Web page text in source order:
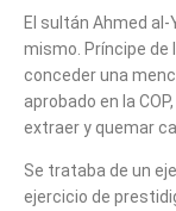
El sultán Ahmed
mismo. Príncipe de
conceder una
aprobado en la
extraer y quemar
Se trataba de un
ejercicio de